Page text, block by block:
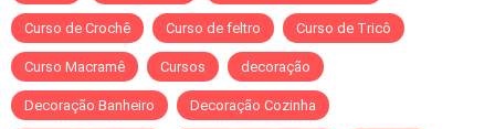
Curso de Crochê Curso de feltro Curso de Tricô
Curso Macramê Cursos decoração
Decoração Banheiro Decoração Cozinha